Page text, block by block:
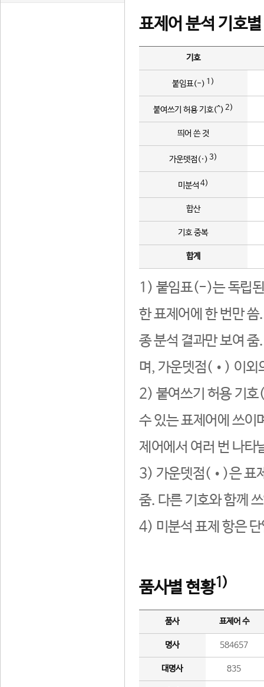
표제어 분석 기호
기호
붙임표(-) 1)
붙여쓰기 허용 기호(^) 2)
띄어 쓴 것
가운뎃점(·) 3)
미분석 4)
합산
기호 중복
합계
1) 붙임표(-)는 독립된
한 표제어에 한 번만
종 분석 결과만 보여
며, 가운뎃점(•) 이외
2) 붙여쓰기 허용 기호
수 있는 표제어에 쓰이
제어에서 여러 번 나타
3) 가운뎃점(•)은 표
줌. 다른 기호와 함께
4) 미분석 표제 항은
품사별 현황1)
품사 표제어 수
명사 584657
대명사 835